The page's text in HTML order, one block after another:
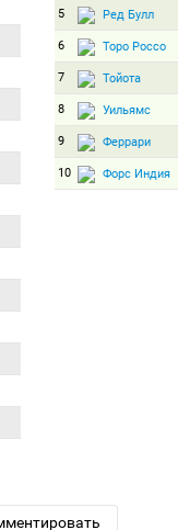
5 Ред Булл
6 Торо Россо
7 Тойота
8 Уильямс
9 Феррари
10 Форс Индия